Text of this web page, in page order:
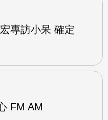
專訪小呆 確定
FM AM